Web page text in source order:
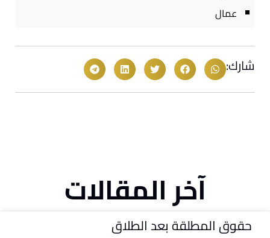
عمال
شارك:
آخر المقالات
حقوق المطلقة بعد الطلاق